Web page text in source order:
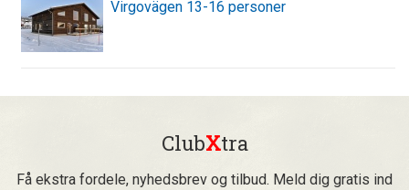
Virgovägen 13-16 personer
ClubXtra
Få ekstra fordele, nyhedsbrev og tilbud. Meld dig gratis ind